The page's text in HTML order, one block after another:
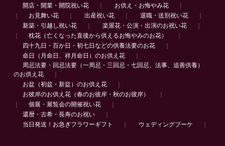
開店・開業・開院祝い花
お供え・お悔やみ花
お見舞い花 出産祝い花 退職・送別祝い花
新築・引越し祝い花
楽屋花・公演・出演のお祝い花
枕花（亡くなった直後から供えるお悔やみのお花）
四十九日・百か日・初七日などの供養法要のお花
命日（月命日、祥月命日）のお供え花
周忌法要・回忌法要（一周忌・三回忌・七回忌、法事、追善供養）
のお供え花
お盆（初盆・新盆）のお供え花
お彼岸のお供え花（春のお彼岸・秋のお彼岸）
個展・展覧会の開催祝い花
還暦・古希・長寿のお祝い
当日発送！お急ぎフラワーギフト
ウェディングブーケ